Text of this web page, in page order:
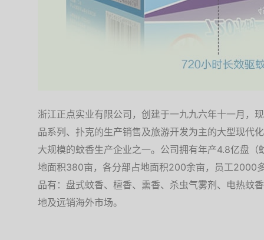
浙江正点实业有限公司，创建于一九九六年十一月，
品系列、扑克的生产销售及旅游开发为主的大型现代
大规模的蚊香生产企业之一。公司拥有年产4.8亿盘
地面积380亩，各分部占地面积200余亩，员工2000
品有：盘式蚊香、檀香、熏香、杀虫气雾剂、电热蚊
地及远销海外市场。